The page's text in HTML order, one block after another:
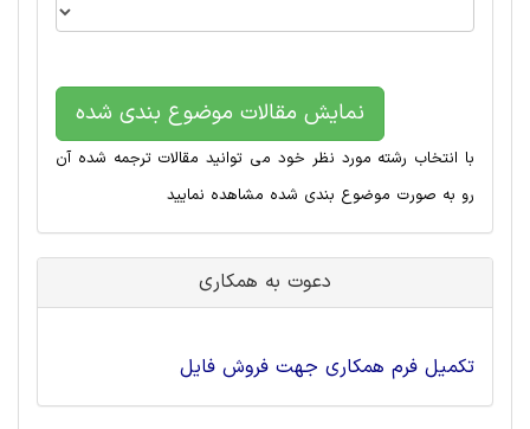
نمایش مقالات موضوع بندی شده
با انتخاب رشته مورد نظر خود می توانید مقالات ترجمه شده آن
رو به صورت موضوع بندی شده مشاهده نمایید
دعوت به همکاری
تکمیل فرم همکاری جهت فروش فایل